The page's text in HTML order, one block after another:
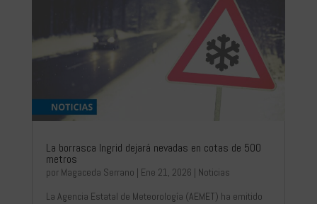
La borrasca Ingrid dejará nevadas en cotas de 500
metros
por Magaceda Serrano | Ene 21, 2026 | Noticias
La Agencia Estatal de Meteorología (AEMET) ha emitido